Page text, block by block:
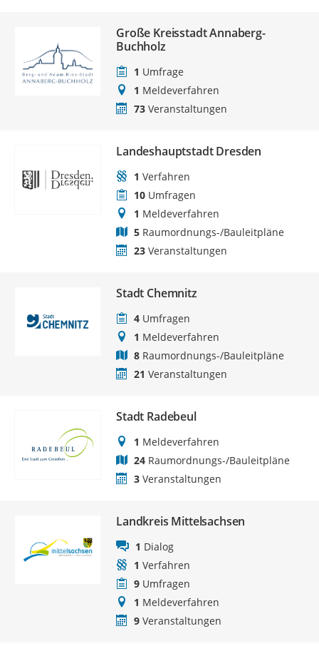
Große Kreisstadt Annaberg-
Buchholz
1 Umfrage
1 Meldeverfahren
73 Veranstaltungen
Landeshauptstadt Dresden
1 Verfahren
10 Umfragen
1 Meldeverfahren
5 Raumordnungs-/Bauleitpläne
23 Veranstaltungen
Stadt Chemnitz
4 Umfragen
1 Meldeverfahren
8 Raumordnungs-/Bauleitpläne
21 Veranstaltungen
Stadt Radebeul
1 Meldeverfahren
24 Raumordnungs-/Bauleitpläne
3 Veranstaltungen
Landkreis Mittelsachsen
1 Dialog
1 Verfahren
9 Umfragen
1 Meldeverfahren
9 Veranstaltungen